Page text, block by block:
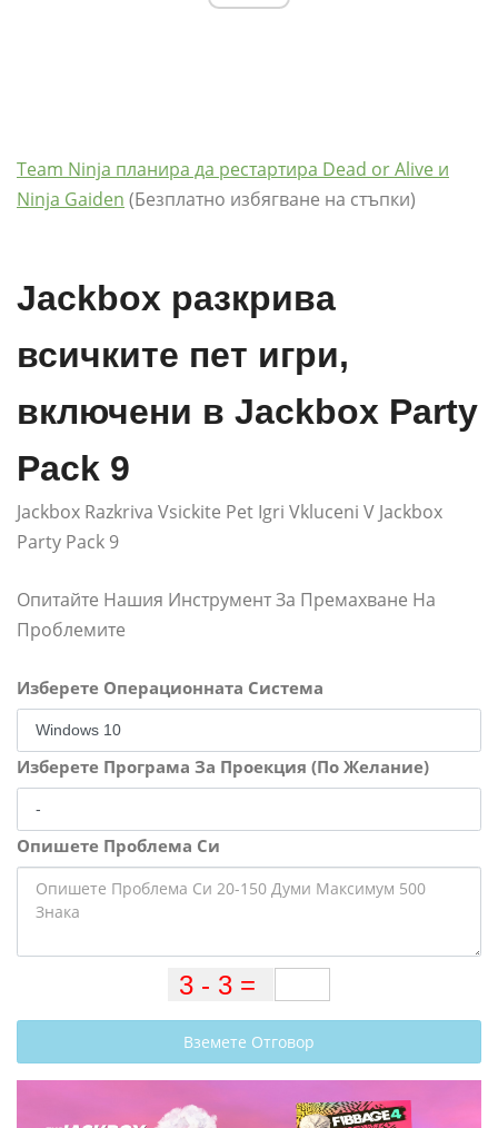
Team Ninja планира да рестартира Dead or Alive и
Ninja Gaiden (Безплатно избягване на стъпки)
Jackbox разкрива
всичките пет игри,
включени в Jackbox Party
Pack 9
Jackbox Razkriva Vsickite Pet Igri Vkluceni V Jackbox
Party Pack 9
Опитайте Нашия Инструмент За Премахване На
Проблемите
Изберете Операционната Система
Изберете Програма За Проекция (По Желание)
Опишете Проблема Си
Вземете Отговор